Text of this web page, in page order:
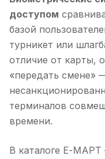
доступом
базой
турникет или
отличие от карты,
«передать смене»
терминалов
времени.
В каталоге Е-